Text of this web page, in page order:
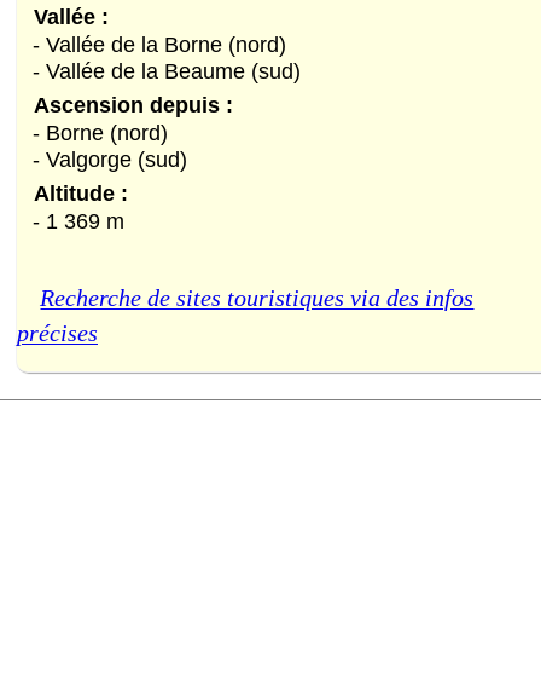
Vallée :
- Vallée de la Borne (nord)
- Vallée de la Beaume (sud)
Ascension depuis :
- Borne (nord)
- Valgorge (sud)
Altitude :
- 1 369 m
Recherche de sites touristiques via des infos
précises